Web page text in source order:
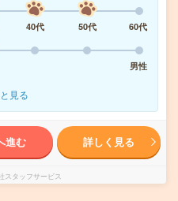
40代 50代
60代
男性
見る
進む 詳しく見る
スタッフサービス